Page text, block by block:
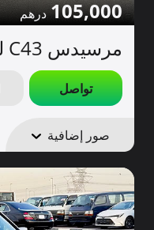
105,000
مرسيدس C43 للبيع
تواصل
صور إضافية